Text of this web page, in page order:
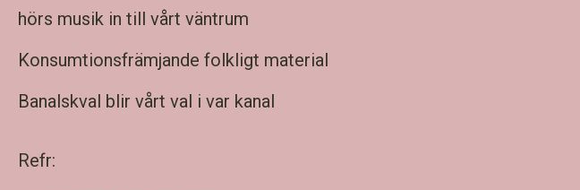
hörs musik in till vårt väntrum
Konsumtionsfrämjande folkligt material
Banalskval blir vårt val i var kanal
Refr: